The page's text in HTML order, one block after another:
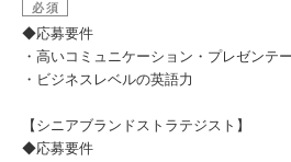
必須
◆応募要件
・高いコミュニケーション・プレゼンテ
・ビジネスレベルの英語力
【シニアブランドストラテジスト】
◆応募要件